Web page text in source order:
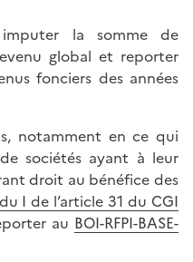
la somme de
global et reporter
fonciers des années
notamment en ce qui
sociétés ayant à leur
droit au bénéfice des
I de l’article 31 du CGI
au BOI-RFPI-BASE-